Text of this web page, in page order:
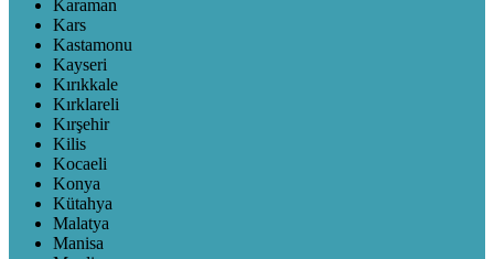
Karaman
Kars
Kastamonu
Kayseri
Kırıkkale
Kırklareli
Kırşehir
Kilis
Kocaeli
Konya
Kütahya
Malatya
Manisa